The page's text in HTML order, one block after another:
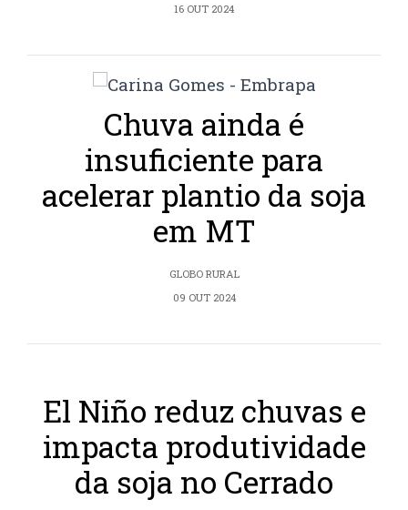
16 OUT 2024
Chuva ainda é
insuficiente para
acelerar plantio da soja
em MT
GLOBO RURAL
09 OUT 2024
El Niño reduz chuvas e
impacta produtividade
da soja no Cerrado